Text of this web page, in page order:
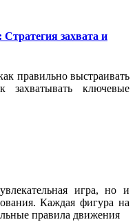
захвата и
правильно выстраивать
захватывать ключевые
игра, но и
Каждая фигура на
правила движения